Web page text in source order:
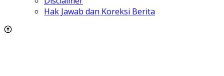
Hak Jawab dan Koreksi Berita